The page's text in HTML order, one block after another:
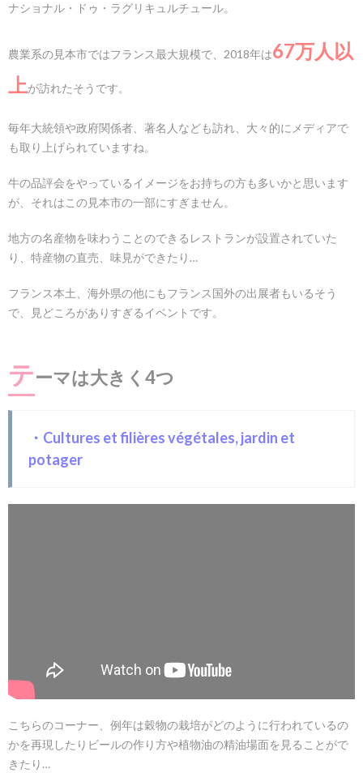
2.4.
des
de
mer et
du
3.
日
開催
場
所、
料
チケ
は
でゲ
う
ナショナル・ドゥ・ラグリキュルチュール。
農業系の見本市ではフランス最大規模で、2018年は67万人以
上が訪れたそうです。
毎年大統領や政府関係者、著名人なども訪れ、大々的にメディアで
も取り上げられていますね。
牛の品評会をやっているイメージをお持ちの方も多いかと思います
が、それはこの見本市の一部にすぎません。
地方の名産物を味わうことのできるレストランが設置されていた
り、特産物の直売、味見ができたり…
フランス本土、海外県の他にもフランス国外の出展者もいるそう
で、見どころがありすぎるイベントです。
テーマは大きく4つ
・Cultures et filières végétales, jardin et
potager
こちらのコーナー、例年は穀物の栽培がどのように行われているの
かを再現したりビールの作り方や植物油の精油場面を見ることがで
きたり…